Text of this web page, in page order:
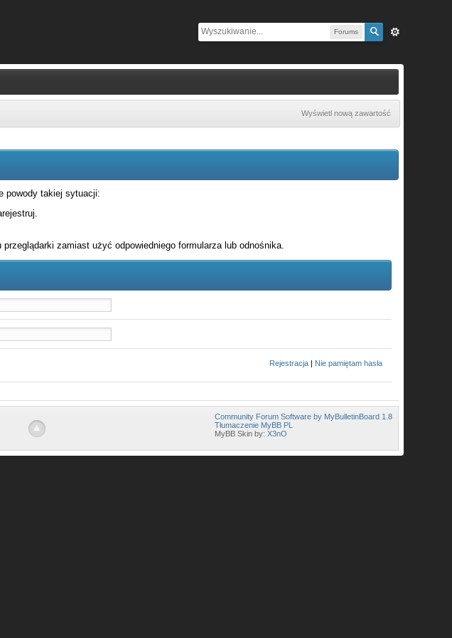
Forums
Wyświetl nową zawartość
powody takiej sytuacji:
zamiast użyć odpowiedniego formularza lub odnośnika.
Rejestracja | Nie pamiętam hasła
Community Forum Software by MyBulletinBoard 1.8
Tłumaczenie MyBB PL
MyBB Skin by:X3nO